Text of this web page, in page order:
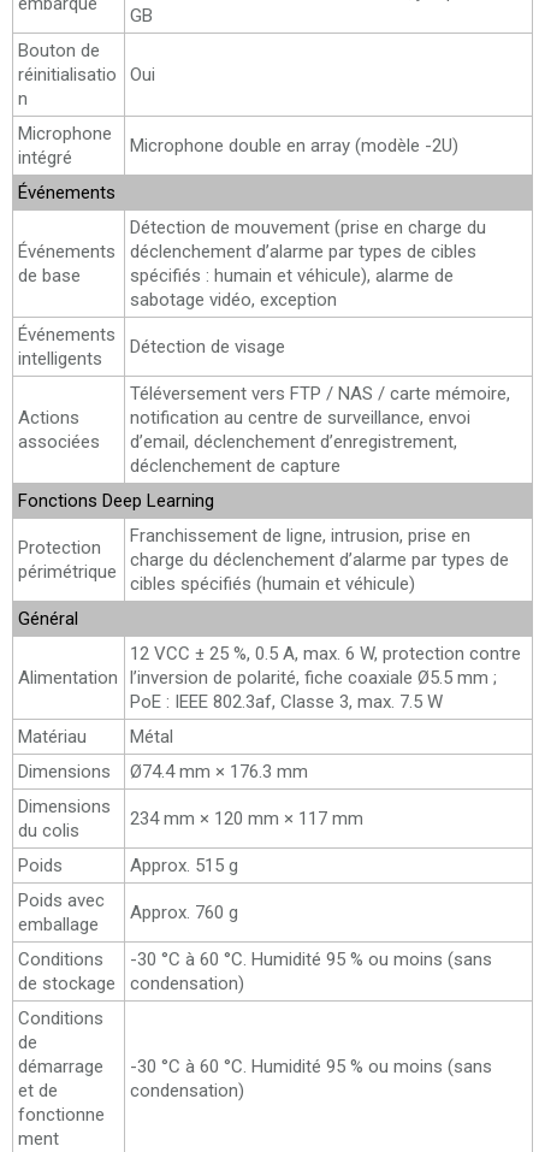
GB
Bouton de
réinitialisatio
n
Oui
Microphone
intégré
Microphone double en array (modèle -2U)
Événements
Événements
de base
Détection de mouvement (prise en charge du
déclenchement d’alarme par types de cibles
spécifiés : humain et véhicule), alarme de
sabotage vidéo, exception
Événements
intelligents
Détection de visage
Actions
associées
Téléversement vers FTP / NAS / carte mémoire,
notification au centre de surveillance, envoi
d’email, déclenchement d’enregistrement,
déclenchement de capture
Fonctions Deep Learning
Protection
périmétrique
Franchissement de ligne, intrusion, prise en
charge du déclenchement d’alarme par types de
cibles spécifiés (humain et véhicule)
Général
Alimentation
12 VCC ± 25 %, 0.5 A, max. 6 W, protection contre
l’inversion de polarité, fiche coaxiale Ø5.5 mm ;
PoE : IEEE 802.3af, Classe 3, max. 7.5 W
Matériau
Métal
Dimensions
Ø74.4 mm × 176.3 mm
Dimensions
du colis
234 mm × 120 mm × 117 mm
Poids
Approx. 515 g
Poids avec
emballage
Approx. 760 g
Conditions
de stockage
-30 °C à 60 °C. Humidité 95 % ou moins (sans
condensation)
Conditions
de
démarrage
et de
fonctionne
ment
-30 °C à 60 °C. Humidité 95 % ou moins (sans
condensation)